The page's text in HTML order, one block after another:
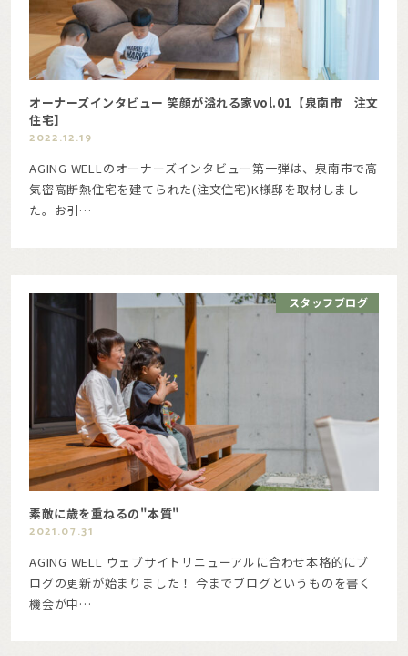
オーナーズインタビュー 笑顔が溢れる家vol.01【泉南市 注文
住宅】
2022.12.19
AGING WELLのオーナーズインタビュー第一弾は、泉南市で高
気密高断熱住宅を建てられた(注文住宅)K様邸を取材しまし
た。お引…
スタッフブログ
素敵に歳を重ねるの"本質"
2021.07.31
AGING WELL ウェブサイトリニューアルに合わせ本格的にブ
ログの更新が始まりました！ 今までブログというものを書く
機会が中…